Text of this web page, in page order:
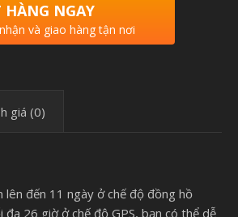
NGAY
và giao hàng tận nơi
giá (0)
lên đến 11 ngày ở chế độ đồng hồ
26 giờ ở chế độ GPS, bạn có thể dễ